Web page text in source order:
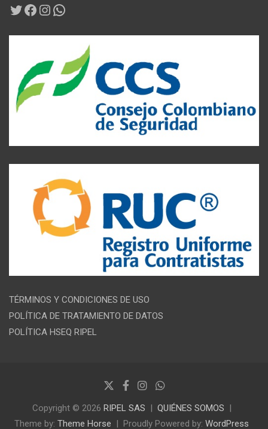
Twitter
Facebook
Instagram
WhatsApp
TÉRMINOS Y CONDICIONES DE USO
POLÍTICA DE TRATAMIENTO DE DATOS
POLÍTICA HSEQ RIPEL
Copyright © 2026 RIPEL SAS
QUIÉNES SOMOS
Theme by: Theme Horse Proudly Powered by: WordPress